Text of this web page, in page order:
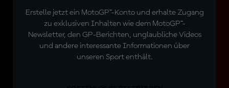
Erstelle jetzt ein MotoGP™-Konto und erhalte Zugang
zu exklusiven Inhalten wie dem MotoGP™-
Newsletter, den GP-Berichten, unglaubliche Videos
und andere interessante Informationen über
unseren Sport enthält.